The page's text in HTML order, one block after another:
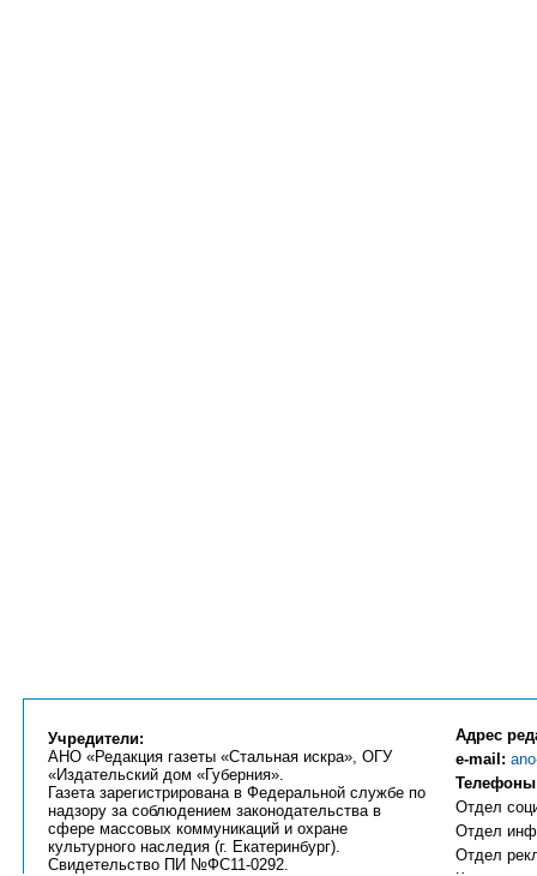
Учредители:
АНО «Редакция газеты «Стальная искра», ОГУ
«Издательский дом «Губерния».
Газета зарегистрирована в Федеральной службе по
надзору за соблюдением законодательства в
сфере массовых коммуникаций и охране
культурного наследия (г. Екатеринбург).
Свидетельство ПИ №ФС11-0292.
Адрес
e-mail:
Отдел
Отдел
Отдел